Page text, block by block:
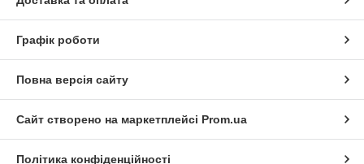
Графік роботи
Повна версія сайту
Сайт створено на маркетплейсі Prom.ua
Політика конфіденційності